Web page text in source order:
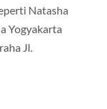
Natasha
Yogyakarta
Jl.